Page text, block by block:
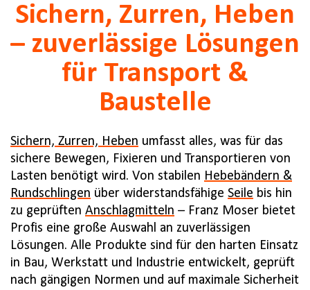
Sichern, Zurren, Heben
– zuverlässige Lösungen
für Transport &
Baustelle
Sichern, Zurren, Heben umfasst alles, was für das
sichere Bewegen, Fixieren und Transportieren von
Lasten benötigt wird. Von stabilen Hebebändern &
Rundschlingen über widerstandsfähige Seile bis hin
zu geprüften Anschlagmitteln – Franz Moser bietet
Profis eine große Auswahl an zuverlässigen
Lösungen. Alle Produkte sind für den harten Einsatz
in Bau, Werkstatt und Industrie entwickelt, geprüft
nach gängigen Normen und auf maximale Sicherheit